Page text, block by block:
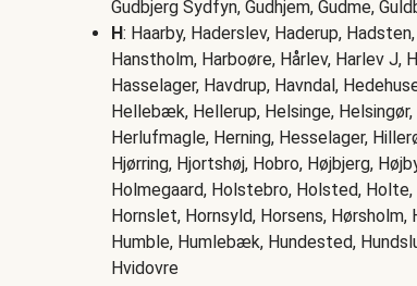
Gudbjerg Sydfyn, Gudhjem, Gudme,
H: Haarby, Haderslev, Haderup,
Hanstholm, Harboøre, Hårlev, Harlev J,
Hasselager, Havdrup, Havndal,
Hellebæk, Hellerup, Helsinge,
Herlufmagle, Herning, Hesselager,
Hjørring, Hjortshøj, Hobro, Højbjerg,
Holmegaard, Holstebro, Holsted,
Hornslet, Hornsyld, Horsens,
Humble, Humlebæk, Hundested,
Hvidovre